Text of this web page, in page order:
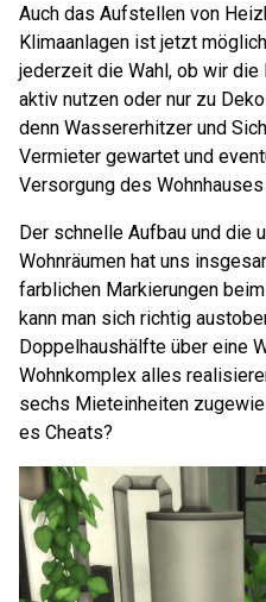
Auch das Aufstellen von
Klimaanlagen ist jetzt
jederzeit die Wahl, ob wir die
aktiv nutzen oder nur zu
denn Wassererhitzer und
Vermieter gewartet und
Versorgung des
Der schnelle Aufbau und die
Wohnräumen hat uns
farblichen Markierungen
kann man sich richtig
Doppelhaushälfte über eine
Wohnkomplex alles
sechs Mieteinheiten
es Cheats?